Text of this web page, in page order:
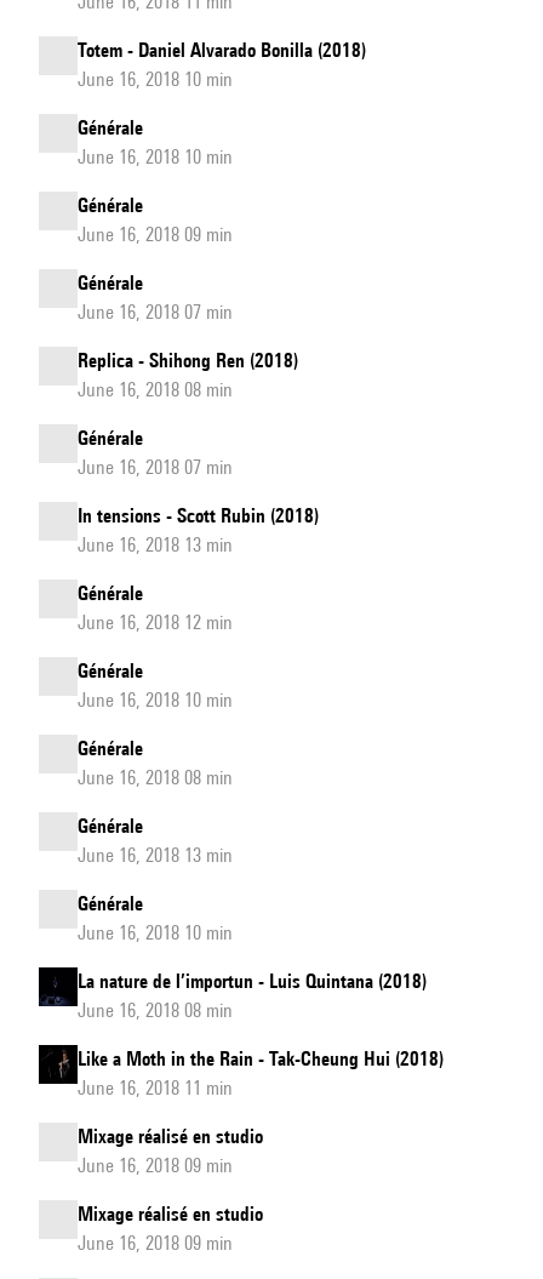
Totem - Daniel Alvarado Bonilla (2018)
June 16, 2018 10 min
Générale
June 16, 2018 10 min
Générale
June 16, 2018 09 min
Générale
June 16, 2018 07 min
Replica - Shihong Ren (2018)
June 16, 2018 08 min
Générale
June 16, 2018 07 min
In tensions - Scott Rubin (2018)
June 16, 2018 13 min
Générale
June 16, 2018 12 min
Générale
June 16, 2018 10 min
Générale
June 16, 2018 08 min
Générale
June 16, 2018 13 min
Générale
June 16, 2018 10 min
La nature de l’importun - Luis Quintana (2018)
June 16, 2018 08 min
Like a Moth in the Rain - Tak-Cheung Hui (2018)
June 16, 2018 11 min
Mixage réalisé en studio
June 16, 2018 09 min
Mixage réalisé en studio
June 16, 2018 09 min